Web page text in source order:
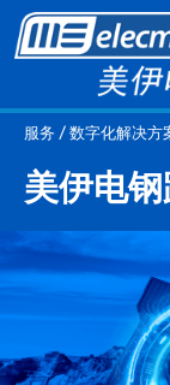
服务 / 数字化解决方
美伊电